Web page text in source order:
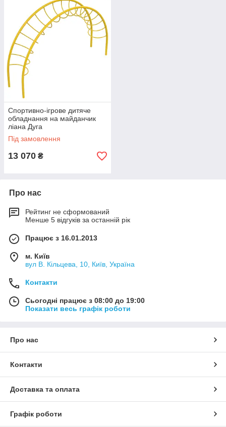
Спортивно-ігрове дитяче
обладнання на майданчик
ліана Дуга
Під замовлення
13 070 ₴
Про нас
Рейтинг не сформований
Менше 5 відгуків за останній рік
Працює з 16.01.2013
м. Київ
вул В. Кільцева, 10, Київ, Україна
Контакти
Сьогодні працює з 08:00 до 19:00
Показати весь графік роботи
Про нас
Контакти
Доставка та оплата
Графік роботи